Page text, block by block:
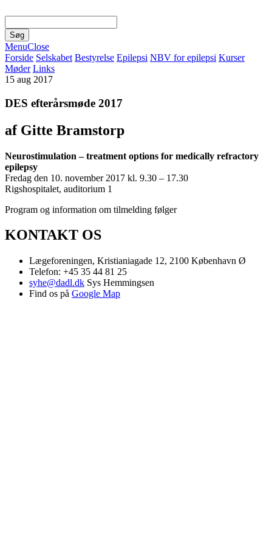
MenuClose
Forside Selskabet Bestyrelse Epilepsi NBV for epilepsi Kurser
Møder Links
15 aug 2017
DES efterårsmøde 2017
af Gitte Bramstorp
Neurostimulation – treatment options for medically refractory
epilepsy
Fredag den 10. november 2017 kl. 9.30 – 17.30
Rigshospitalet, auditorium 1
Program og information om tilmelding følger
KONTAKT OS
Lægeforeningen, Kristianiagade 12, 2100 København Ø
Telefon: +45 35 44 81 25
syhe@dadl.dk Sys Hemmingsen
Find os på Google Map